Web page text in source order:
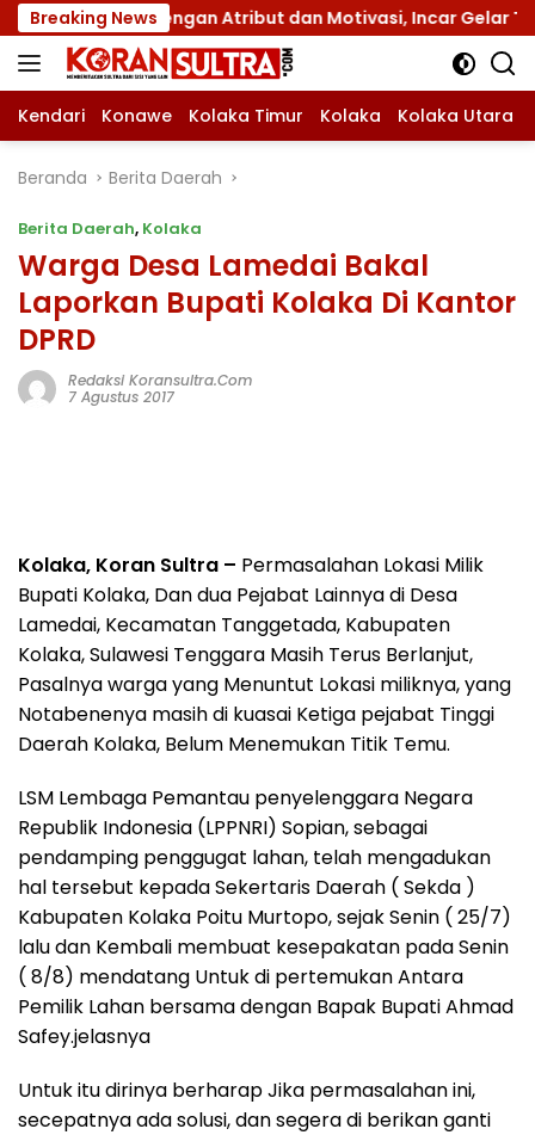
Langsung
ke
konten
Breaking News
XII dengan Atribut dan Motivasi, Incar Gelar Terbaik di
Kendari Konawe Kolaka Timur Kolaka Kolaka Utara
Beranda Berita Daerah
Berita Daerah, Kolaka
Warga Desa Lamedai Bakal
Laporkan Bupati Kolaka Di Kantor
DPRD
Redaksi Koransultra.com
7 Agustus 2017
Kolaka, Koran Sultra – Permasalahan Lokasi Milik
Bupati Kolaka, Dan dua Pejabat Lainnya di Desa
Lamedai, Kecamatan Tanggetada, Kabupaten
Kolaka, Sulawesi Tenggara Masih Terus Berlanjut,
Pasalnya warga yang Menuntut Lokasi miliknya, yang
Notabenenya masih di kuasai Ketiga pejabat Tinggi
Daerah Kolaka, Belum Menemukan Titik Temu.
LSM Lembaga Pemantau penyelenggara Negara
Republik Indonesia (LPPNRI) Sopian, sebagai
pendamping penggugat lahan, telah mengadukan
hal tersebut kepada Sekertaris Daerah ( Sekda )
Kabupaten Kolaka Poitu Murtopo, sejak Senin ( 25/7)
lalu dan Kembali membuat kesepakatan pada Senin
( 8/8) mendatang Untuk di pertemukan Antara
Pemilik Lahan bersama dengan Bapak Bupati Ahmad
Safey.jelasnya
Untuk itu dirinya berharap Jika permasalahan ini,
secepatnya ada solusi, dan segera di berikan ganti